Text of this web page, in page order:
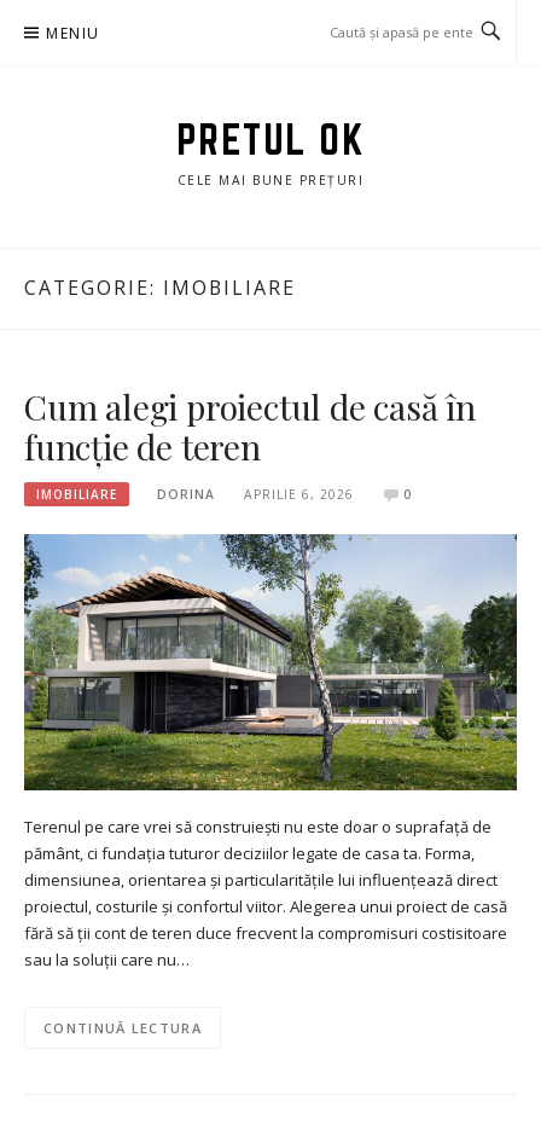
MENIU
PRETUL OK
CELE MAI BUNE PREȚURI
CATEGORIE: IMOBILIARE
Cum alegi proiectul de casă în
funcție de teren
IMOBILIARE DORINA APRILIE 6, 2026 0
Terenul pe care vrei să construiești nu este doar o suprafață de
pământ, ci fundația tuturor deciziilor legate de casa ta. Forma,
dimensiunea, orientarea și particularitățile lui influențează direct
proiectul, costurile și confortul viitor. Alegerea unui proiect de casă
fără să ții cont de teren duce frecvent la compromisuri costisitoare
sau la soluții care nu…
CONTINUĂ LECTURA